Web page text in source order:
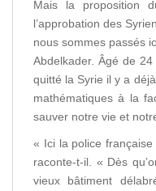
Mais la proposition
l’approbation des
nous sommes passés
Abdelkader. Âgé de
quitté la Syrie il y a
mathématiques à la
sauver notre vie et
« Ici la police française
raconte-t-il. « Dès
vieux bâtiment